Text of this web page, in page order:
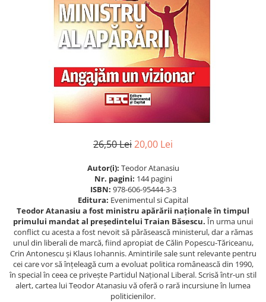
Istorie/Critica
Jurnale/Memorii
Manuale scolare/Cursuri
Politică/Geopolitică
Spiritualitate/Ezoterism
Sport
Stiinte/Educatie
26,50 Lei20,00 Lei
Autor(i): Teodor Atanasiu
Nr. pagini: 144 pagini
ISBN: 978-606-95444-3-3
Editura: Evenimentul si Capital
Teodor Atanasiu a fost ministru apărării naționale în timpul
primului mandat al președintelui Traian Băsescu. În urma unui
conflict cu acesta a fost nevoit să părăsească ministerul, dar a rămas
unul din liberali de marcă, fiind apropiat de Călin Popescu-Tăriceanu,
Crin Antonescu și Klaus Iohannis. Amintirile sale sunt relevante pentru
cei care vor să înțeleagă cum a evoluat politica românească din 1990,
în special în ceea ce privește Partidul Național Liberal. Scrisă într-un stil
alert, cartea lui Teodor Atanasiu vă oferă o rară incursiune în lumea
politicienilor.